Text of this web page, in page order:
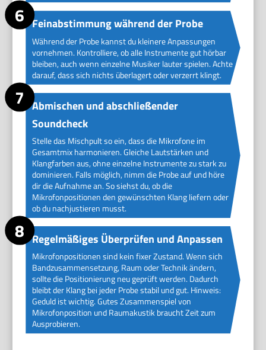
Feinabstimmung während der Probe
Während der Probe kannst du kleinere Anpassungen
vornehmen. Kontrolliere, ob alle Instrumente gut hörbar
bleiben, auch wenn einzelne Musiker lauter spielen. Achte
darauf, dass sich nichts überlagert oder verzerrt klingt.
Abmischen und abschließender
Soundcheck
Stelle das Mischpult so ein, dass die Mikrofone im
Gesamtmix harmonieren. Gleiche Lautstärken und
Klangfarben aus, ohne einzelne Instrumente zu stark zu
dominieren. Falls möglich, nimm die Probe auf und höre
dir die Aufnahme an. So siehst du, ob die
Mikrofonpositionen den gewünschten Klang liefern oder
ob du nachjustieren musst.
Regelmäßiges Überprüfen und Anpassen
Mikrofonpositionen sind kein fixer Zustand. Wenn sich
Bandzusammensetzung, Raum oder Technik ändern,
sollte die Positionierung neu geprüft werden. Dadurch
bleibt der Klang bei jeder Probe stabil und gut. Hinweis:
Geduld ist wichtig. Gutes Zusammenspiel von
Mikrofonposition und Raumakustik braucht Zeit zum
Ausprobieren.